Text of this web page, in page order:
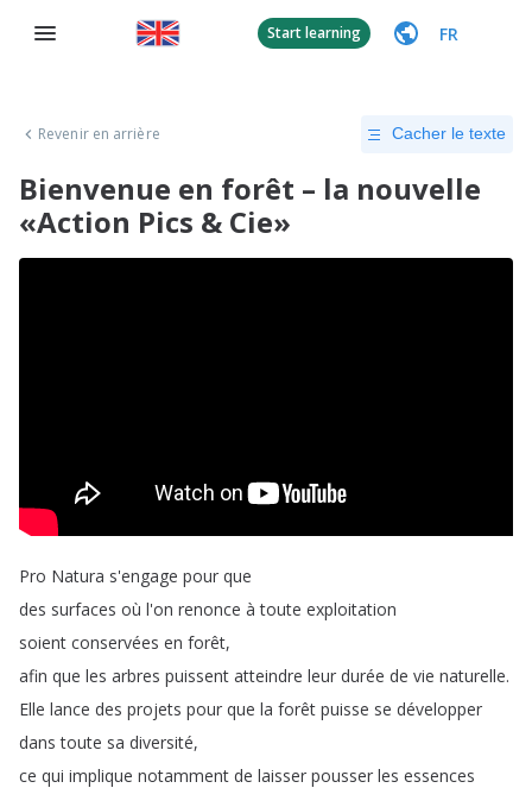
Start learning FR
Revenir en arrière Cacher le texte
Bienvenue en forêt – la nouvelle
«Action Pics & Cie»
Pro Natura s'engage pour que
des surfaces où l'on renonce à toute exploitation
soient conservées en forêt,
afin que les arbres puissent atteindre leur durée de vie naturelle.
Elle lance des projets pour que la forêt puisse se développer
dans toute sa diversité,
ce qui implique notamment de laisser pousser les essences